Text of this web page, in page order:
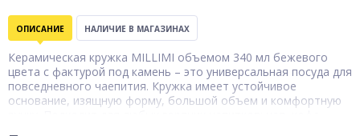
ОПИСАНИЕ НАЛИЧИЕ В МАГАЗИНАХ
Керамическая кружка MILLIMI объемом 340 мл бежевого
цвета с фактурой под камень – это универсальная посуда для
повседневного чаепития. Кружка имеет устойчивое
основание, изящную форму, большой объем и комфортную